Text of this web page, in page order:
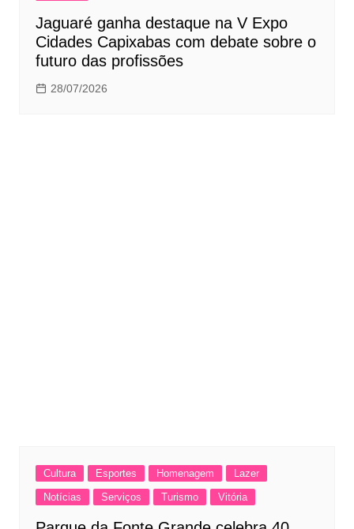
Jaguaré ganha destaque na V Expo
Cidades Capixabas com debate sobre o
futuro das profissões
28/07/2026
Cultura Esportes Homenagem
Lazer
Notícias
Serviços Turismo Vitória